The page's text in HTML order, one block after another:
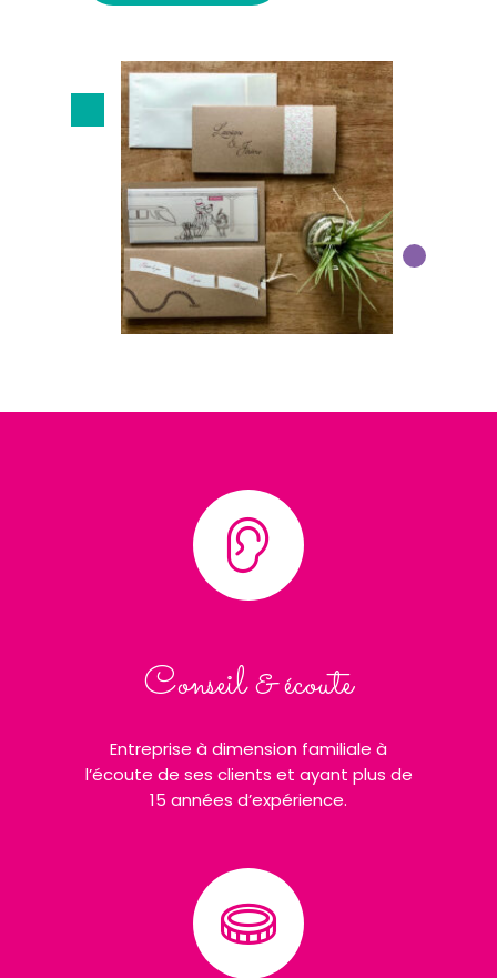
Conseil & écoute
Entreprise à dimension familiale à
l’écoute de ses clients et ayant plus de
15 années d’expérience.